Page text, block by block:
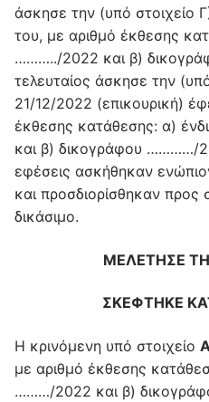
άσκησε την (υπό στοιχείο
του, με αριθμό έκθεσης
………../2022 και β)
τελευταίος άσκησε την
21/12/2022 (επικουρική)
έκθεσης κατάθεσης: α)
και β) δικογράφου …………/
εφέσεις ασκήθηκαν
και προσδιορίσθηκαν
δικάσιμο.
ΜΕΛΕΤΗΣΕ ΤΗ
ΣΚΕΦΤΗΚΕ
Η κρινόμενη υπό στοιχείο
με αριθμό έκθεσης
………/2022 και β)